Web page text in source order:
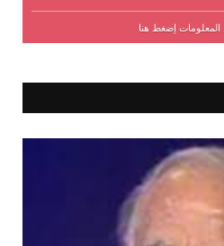
المعلومات إضغط هنا